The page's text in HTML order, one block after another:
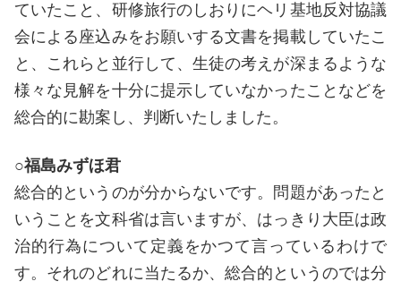
ていたこと、研修旅行のしおりにヘリ基地反対協議
会による座込みをお願いする文書を掲載していたこ
と、これらと並行して、生徒の考えが深まるような
様々な見解を十分に提示していなかったことなどを
総合的に勘案し、判断いたしました。
○福島みずほ君
総合的というのが分からないです。問題があったと
いうことを文科省は言いますが、はっきり大臣は政
治的行為について定義をかつて言っているわけで
す。それのどれに当たるか、総合的というのでは分